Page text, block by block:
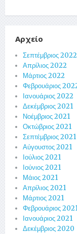
Αρχείο
Σεπτέμβριος 2022
Απρίλιος 2022
Μάρτιος 2022
Φεβρουάριος
Ιανουάριος 2022
Δεκέμβριος 2021
Νοέμβριος 2021
Οκτώβριος 2021
Σεπτέμβριος 2021
Αύγουστος 2021
Ιούλιος 2021
Ιούνιος 2021
Μάιος 2021
Απρίλιος 2021
Μάρτιος 2021
Φεβρουάριος
Ιανουάριος 2021
Δεκέμβριος 2020